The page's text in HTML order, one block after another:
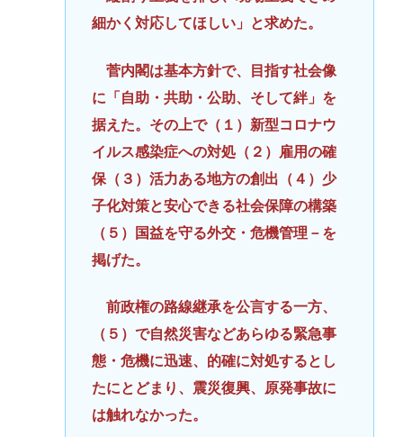
細かく対応してほしい」と求めた。
菅内閣は基本方針で、目指す社会像
に「自助・共助・公助、そして絆」を
据えた。その上で（１）新型コロナウ
イルス感染症への対処（２）雇用の確
保（３）活力ある地方の創出（４）少
子化対策と安心できる社会保障の構築
（５）国益を守る外交・危機管理－を
掲げた。
前政権の路線継承を公言する一方、
（５）で自然災害などあらゆる緊急事
態・危機に迅速、的確に対処するとし
たにとどまり、震災復興、原発事故に
は触れなかった。